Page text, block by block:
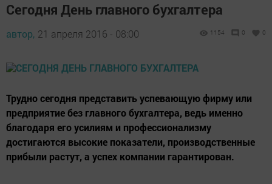
Сегодня День главного бухгалтера
автор, 21 апреля 2016 - 08:00 1154 0 0
Трудно сегодня представить успевающую фирму или
предприятие без главного бухгалтера, ведь именно
благодаря его усилиям и профессионализму
достигаются высокие показатели, производственные
прибыли растут, а успех компании гарантирован.